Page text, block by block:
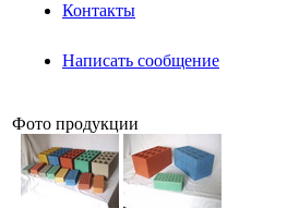
Контакты
Написать сообщение
Фото продукции